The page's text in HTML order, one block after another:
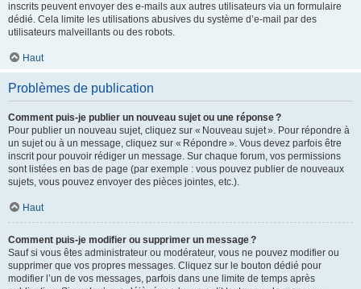
inscrits peuvent envoyer des e-mails aux autres utilisateurs via un formulaire
dédié. Cela limite les utilisations abusives du système d’e-mail par des
utilisateurs malveillants ou des robots.
Haut
Problèmes de publication
Comment puis-je publier un nouveau sujet ou une réponse ?
Pour publier un nouveau sujet, cliquez sur « Nouveau sujet ». Pour répondre à
un sujet ou à un message, cliquez sur « Répondre ». Vous devez parfois être
inscrit pour pouvoir rédiger un message. Sur chaque forum, vos permissions
sont listées en bas de page (par exemple : vous pouvez publier de nouveaux
sujets, vous pouvez envoyer des pièces jointes, etc.).
Haut
Comment puis-je modifier ou supprimer un message ?
Sauf si vous êtes administrateur ou modérateur, vous ne pouvez modifier ou
supprimer que vos propres messages. Cliquez sur le bouton dédié pour
modifier l’un de vos messages, parfois dans une limite de temps après